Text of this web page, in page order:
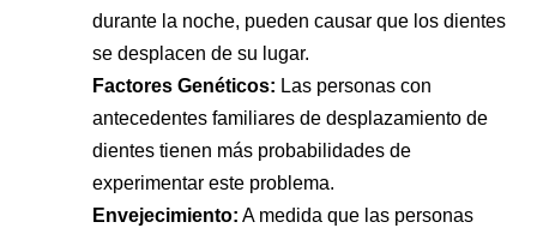
durante la noche, pueden causar que los dientes
se desplacen de su lugar.
Factores Genéticos: Las personas con
antecedentes familiares de desplazamiento de
dientes tienen más probabilidades de
experimentar este problema.
Envejecimiento: A medida que las personas